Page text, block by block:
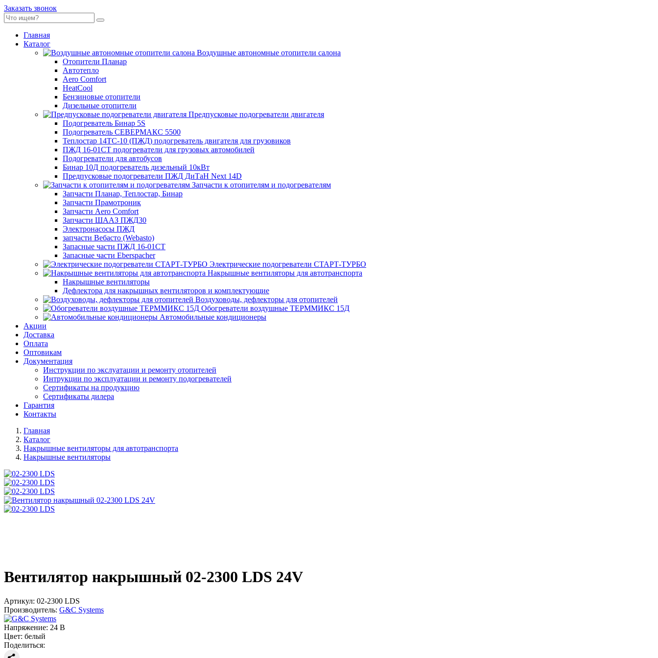
Заказать звонок
Главная
Каталог
Воздушные автономные отопители салона
Отопители Планар
Автотепло
Aero Comfort
HeatCool
Бензиновые отопители
Дизельные отопители
Предпусковые подогреватели двигателя
Подогреватель Бинар 5S
Подогреватель СЕВЕРМАКС 5500
Теплостар 14ТС-10 (ПЖД) подогреватель двигателя для грузовиков
ПЖД 16-01СТ подогреватели для грузовых автомобилей
Подогреватели для автобусов
Бинар 10Д подогреватель дизельный 10кВт
Предпусковые подогреватели ПЖД ДиТаН Next 14D
Запчасти к отопителям и подогревателям
Запчасти Планар, Теплостар, Бинар
Запчасти Прамотроник
Запчасти Aero Comfort
Запчасти ШААЗ ПЖД30
Электронасосы ПЖД
запчасти Вебасто (Webasto)
Запасные части ПЖД 16-01СТ
Запасные части Eberspacher
Электрические подогреватели СТАРТ-ТУРБО
Накрышные вентиляторы для автотранспорта
Накрышные вентиляторы
Дефлектора для накрышных вентиляторов и комплектующие
Воздуховоды, дефлекторы для отопителей
Обогреватели воздушные ТЕРММИКС 15Д
Автомобильные кондиционеры
Акции
Доставка
Оплата
Оптовикам
Документация
Инструкции по экслуатации и ремонту отопителей
Интрукции по эксплуатации и ремонту подогревателей
Сертификаты на продукцию
Сертификаты дилера
Гарантия
Контакты
Главная
Каталог
Накрышные вентиляторы для автотранспорта
Накрышные вентиляторы
Вентилятор накрышный 02-2300 LDS 24V
Артикул: 02-2300 LDS
Производитель: G&C Systems
Напряжение: 24 В
Цвет: белый
Поделиться: